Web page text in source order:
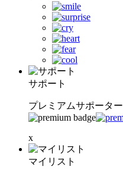
サポート
プレミアムサポーター
x
マイリスト